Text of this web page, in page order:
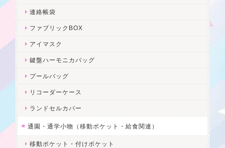
連絡帳袋
ファブリックBOX
アイマスク
鍵盤ハーモニカバッグ
プールバッグ
リコーダーケース
ランドセルカバー
通園・通学小物（移動ポケット・給食関連）
移動ポケット・付けポケット